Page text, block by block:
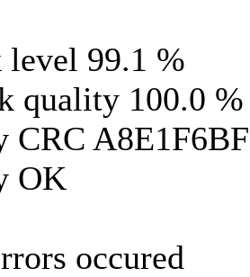
level 99.1 %
quality 100.0 %
CRC A8E1F6BF
OK
occured